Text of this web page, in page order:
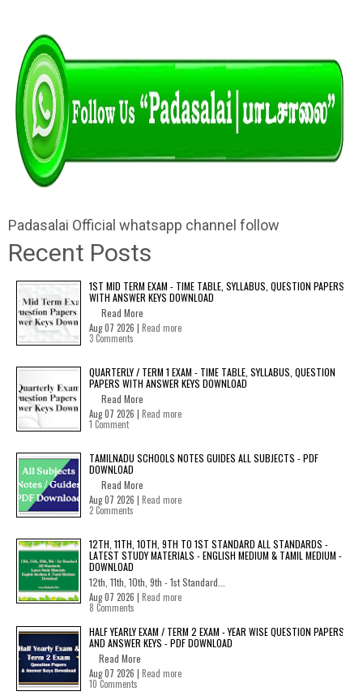
Padasalai Official whatsapp channel follow
Recent Posts
1ST MID TERM EXAM - TIME TABLE, SYLLABUS, QUESTION PAPERS
WITH ANSWER KEYS DOWNLOAD
Read More
Aug 07 2026 | Read more
3 Comments
QUARTERLY / TERM 1 EXAM - TIME TABLE, SYLLABUS, QUESTION
PAPERS WITH ANSWER KEYS DOWNLOAD
Read More
Aug 07 2026 | Read more
1 Comment
TAMILNADU SCHOOLS NOTES GUIDES ALL SUBJECTS - PDF
DOWNLOAD
Read More
Aug 07 2026 | Read more
2 Comments
12TH, 11TH, 10TH, 9TH TO 1ST STANDARD ALL STANDARDS -
LATEST STUDY MATERIALS - ENGLISH MEDIUM & TAMIL MEDIUM -
DOWNLOAD
12th, 11th, 10th, 9th - 1st Standard...
Aug 07 2026 | Read more
8 Comments
HALF YEARLY EXAM / TERM 2 EXAM - YEAR WISE QUESTION PAPERS
AND ANSWER KEYS - PDF DOWNLOAD
Read More
Aug 07 2026 | Read more
10 Comments